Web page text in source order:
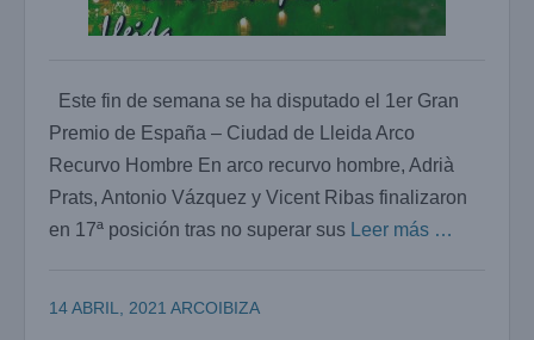
Este fin de semana se ha disputado el 1er Gran
Premio de España – Ciudad de Lleida Arco
Recurvo Hombre En arco recurvo hombre, Adrià
Prats, Antonio Vázquez y Vicent Ribas finalizaron
en 17ª posición tras no superar sus
Leer más …
14 ABRIL, 2021 ARCOIBIZA